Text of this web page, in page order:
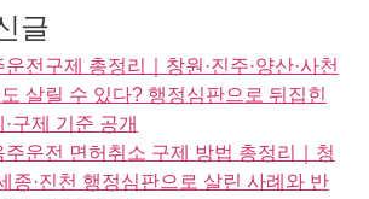
글
전구제 총정리｜창원·진주·양산·사천
살릴 수 있다? 행정심판으로 뒤집힌
구제 기준 공개
주운전 면허취소 구제 방법 총정리｜청
종·진천 행정심판으로 살린 사례와 반